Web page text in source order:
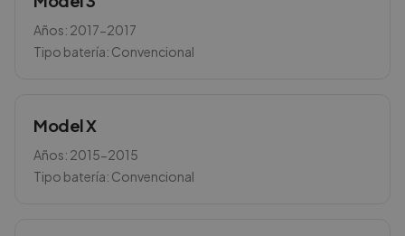
Años: 2017-2017
Tipo batería: Convencional
Model X
Años: 2015-2015
Tipo batería: Convencional